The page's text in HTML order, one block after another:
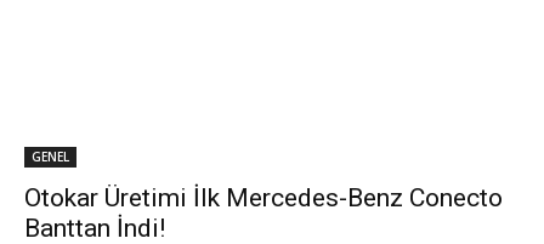
GENEL
Otokar Üretimi İlk Mercedes-Benz Conecto
Banttan İndi!